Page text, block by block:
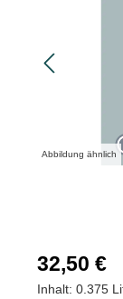
Abbildung ähnlich
Regulärer
32,50 €
Inhalt: 0.375